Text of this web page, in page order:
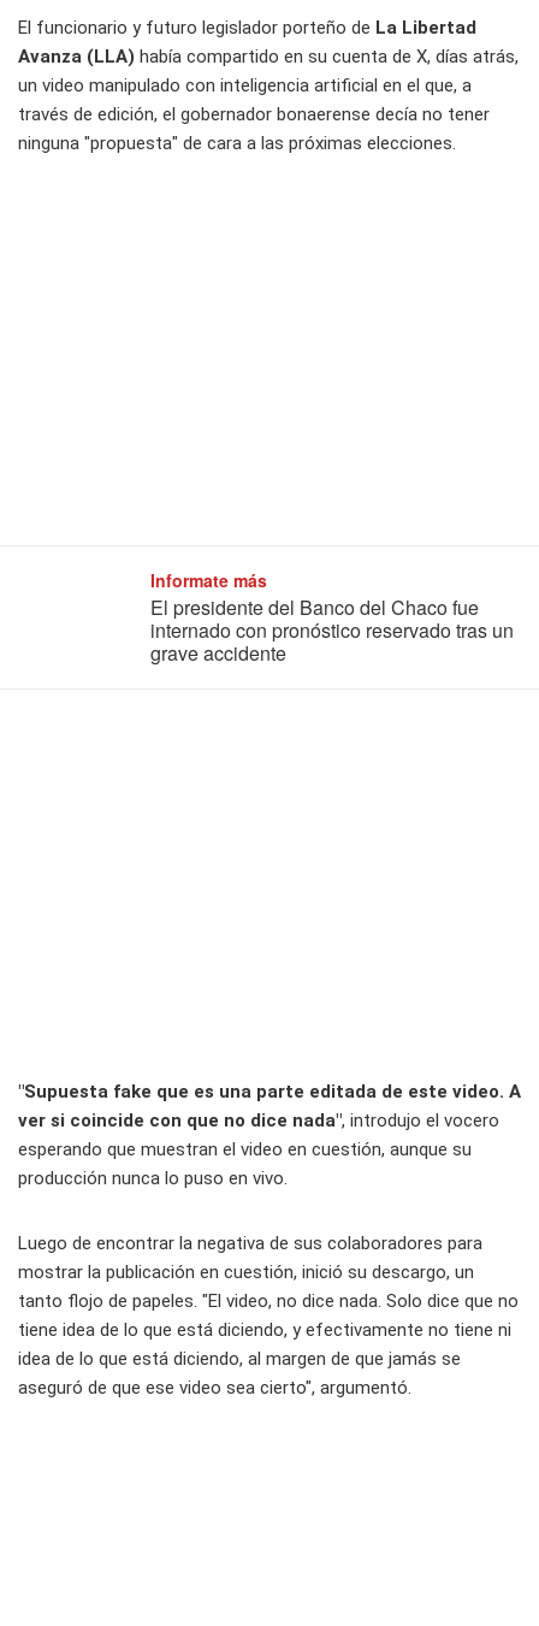
El funcionario y futuro legislador porteño de La Libertad
Avanza (LLA) había compartido en su cuenta de X, días atrás,
un video manipulado con inteligencia artificial en el que, a
través de edición, el gobernador bonaerense decía no tener
ninguna "propuesta" de cara a las próximas elecciones.
Informate más
El presidente del Banco del Chaco fue
internado con pronóstico reservado tras un
grave accidente
"Supuesta fake que es una parte editada de este video. A
ver si coincide con que no dice nada", introdujo el vocero
esperando que muestran el video en cuestión, aunque su
producción nunca lo puso en vivo.
Luego de encontrar la negativa de sus colaboradores para
mostrar la publicación en cuestión, inició su descargo, un
tanto flojo de papeles. "El video, no dice nada. Solo dice que no
tiene idea de lo que está diciendo, y efectivamente no tiene ni
idea de lo que está diciendo, al margen de que jamás se
aseguró de que ese video sea cierto", argumentó.